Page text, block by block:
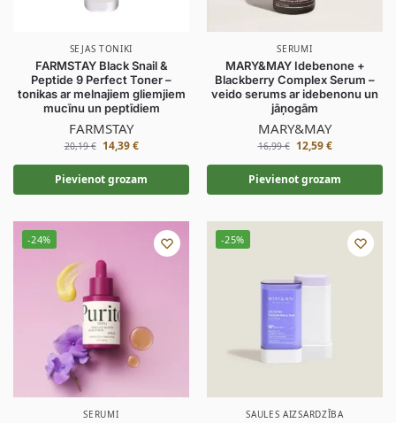
SEJAS TONIKI
FARMSTAY Black Snail &
Peptide 9 Perfect Toner –
tonikas ar melnajiem gliemjiem
mucīnu un peptīdiem
FARMSTAY
20,19€ 14,39€
Pievienot grozam
SERUMI
MARY&MAY Idebenone +
Blackberry Complex Serum –
veido serums ar idebenonu un
jāņogām
MARY&MAY
16,99€ 12,59€
Pievienot grozam
-24%
SERUMI
-25%
SAULES AIZSARDZĪBA